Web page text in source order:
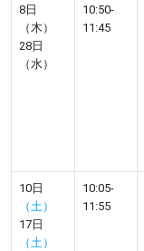
8日
（木）
28日
（水）
10:50-
11:45
10日
（土）
17日
（土）
10:05-
11:55